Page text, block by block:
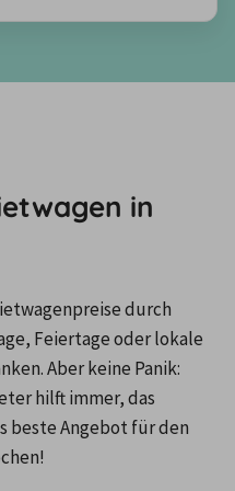
in
durch
Feiertage oder lokale
Aber keine Panik:
hilft immer, das
beste Angebot für den